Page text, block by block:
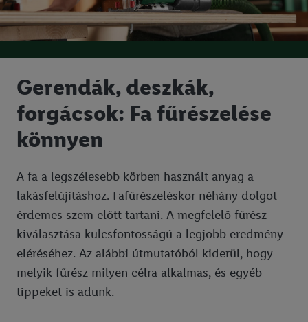
Gerendák, deszkák,
forgácsok: Fa fűrészelése
könnyen
A fa a legszélesebb körben használt anyag a
lakásfelújításhoz. Fafűrészeléskor néhány dolgot
érdemes szem előtt tartani. A megfelelő fűrész
kiválasztása kulcsfontosságú a legjobb eredmény
eléréséhez. Az alábbi útmutatóból kiderül, hogy
melyik fűrész milyen célra alkalmas, és egyéb
tippeket is adunk.